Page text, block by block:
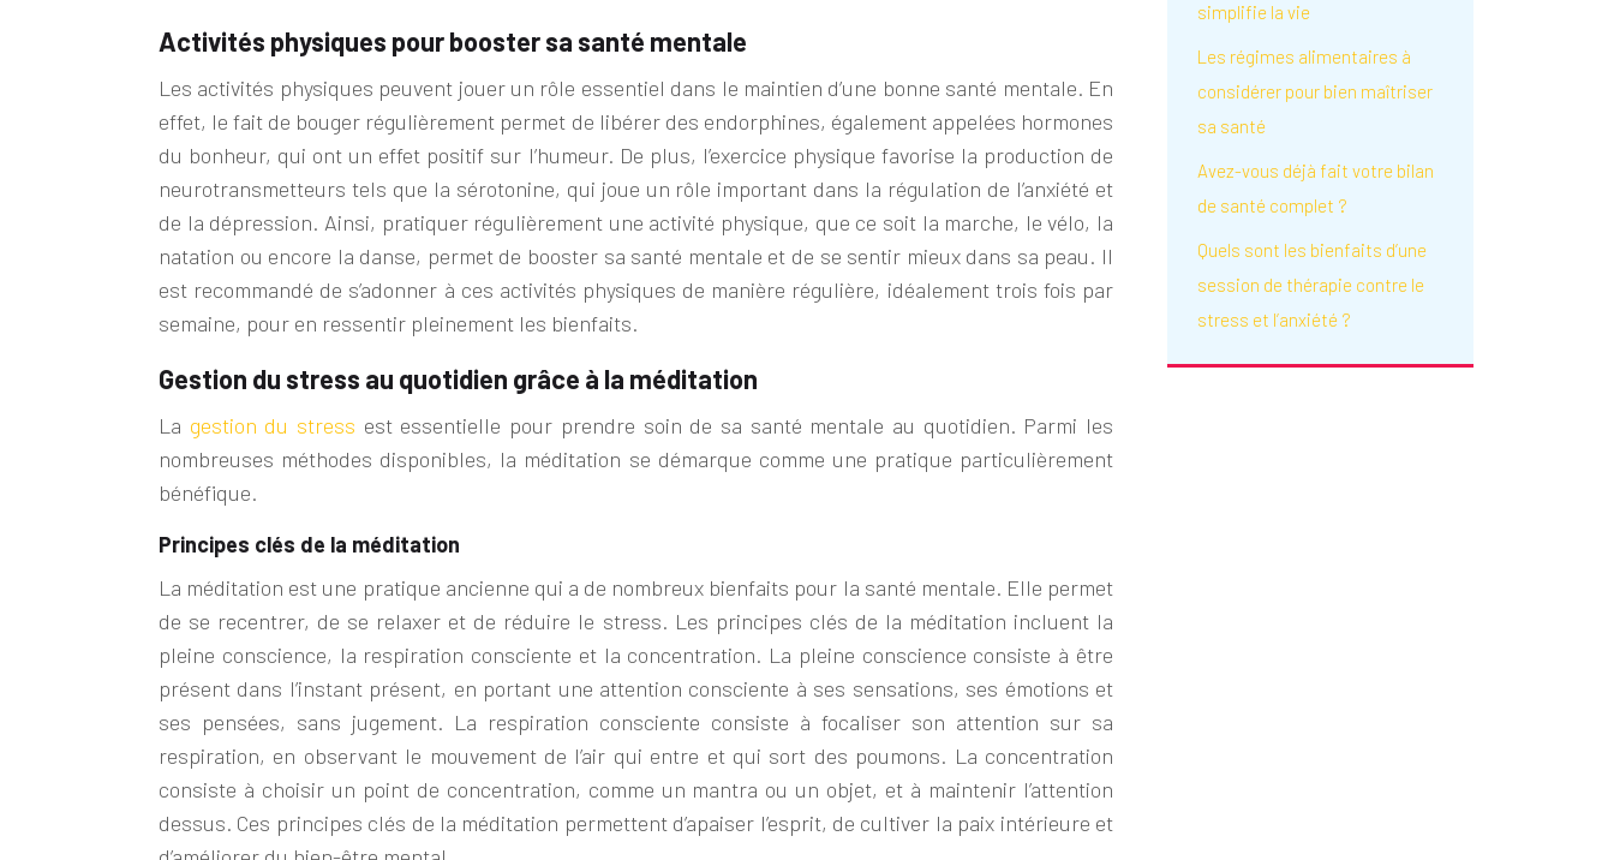
Activités physiques pour booster sa santé mentale
Les activités physiques peuvent jouer un rôle essentiel dans le maintien d’une bonne santé mentale. En
effet, le fait de bouger régulièrement permet de libérer des endorphines, également appelées hormones
du bonheur, qui ont un effet positif sur l’humeur. De plus, l’exercice physique favorise la production de
neurotransmetteurs tels que la sérotonine, qui joue un rôle important dans la régulation de l’anxiété et
de la dépression. Ainsi, pratiquer régulièrement une activité physique, que ce soit la marche, le vélo, la
natation ou encore la danse, permet de booster sa santé mentale et de se sentir mieux dans sa peau. Il
est recommandé de s’adonner à ces activités physiques de manière régulière, idéalement trois fois par
semaine, pour en ressentir pleinement les bienfaits.
Gestion du stress au quotidien grâce à la méditation
La gestion du stress est essentielle pour prendre soin de sa santé mentale au quotidien. Parmi les
nombreuses méthodes disponibles, la méditation se démarque comme une pratique particulièrement
bénéfique.
Principes clés de la méditation
La méditation est une pratique ancienne qui a de nombreux bienfaits pour la santé mentale. Elle permet
de se recentrer, de se relaxer et de réduire le stress. Les principes clés de la méditation incluent la
pleine conscience, la respiration consciente et la concentration. La pleine conscience consiste à être
présent dans l’instant présent, en portant une attention consciente à ses sensations, ses émotions et
ses pensées, sans jugement. La respiration consciente consiste à focaliser son attention sur sa
respiration, en observant le mouvement de l’air qui entre et qui sort des poumons. La concentration
consiste à choisir un point de concentration, comme un mantra ou un objet, et à maintenir l’attention
dessus. Ces principes clés de la méditation permettent d’apaiser l’esprit, de cultiver la paix intérieure et
simplifie la vie
Les régimes alimentaires à
considérer pour bien maîtriser
sa santé
Avez-vous déjà fait votre bilan
de santé complet ?
Quels sont les bienfaits d’une
session de thérapie contre le
stress et l’anxiété ?